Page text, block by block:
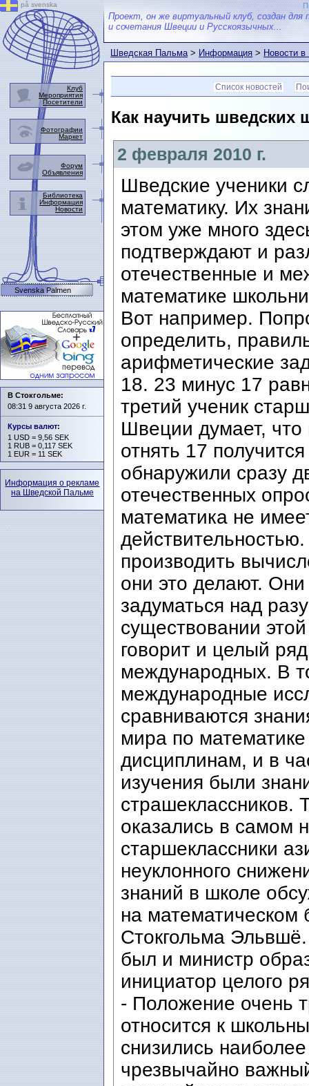
Проект, он же виртуальный клуб, создан для
и сочетания Швеции и Русскоязычных...
Шведская Пальма>Информация>Новости
Список новостей
Как научить шведских
2 февраля 2010 г.
Шведские ученики
математику. Их
этом уже много
подтверждают и
отечественные и
математике
Вот например.
определить,
арифметические
18. 23 минус 17
третий ученик
Швеции думает, что
отнять 17
обнаружили сразу
отечественных
математика не
производить
они это делают.
задуматься над
существовании
говорит и целый
международных. В
международные
сравниваются
мира по
дисциплинам, и в
изучения были
оказались в самом
старшеклассники
неуклонного
знаний в школе
на математическом
Стокгольма
был и министр
инициатор целого
- Положение очень
относится к
снизились
чрезвычайно
på svenska
Клуб
Мероприятия
Посетители
Фотографии
Маркет
Форум
Объявления
Библиотека
Информация
Новости
Svenska Palmen
В Стокгольме:
08:31 9 августа 2026 г.
Курсы валют:
1 USD = 9,56 SEK
1 RUB = 0,117 SEK
1 EUR = 11 SEK
Информация о рекламе
на Шведской Пальме